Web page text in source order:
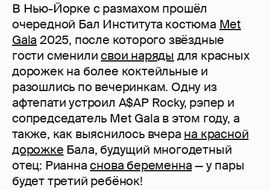
В Нью-Йорке с размахом прошёл
очередной Бал Института костюма Met
Gala 2025, после которого звёздные
гости сменилисвои наряды для красных
дорожек на более коктейльные и
разошлись по вечеринкам. Одну из
афтепати устроил A$AP Rocky, рэпер и
сопредседатель Met Gala в этом году, а
также, как выяснилось вчера на красной
дорожке Бала, будущий многодетный
отец: Рианнаснова беременна— у пары
будет третий ребёнок!